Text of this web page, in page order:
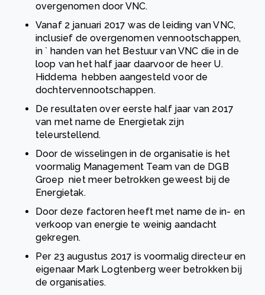
overgenomen door VNC.
Vanaf 2 januari 2017 was de leiding van VNC,
inclusief de overgenomen vennootschappen,
in ` handen van het Bestuur van VNC die in de
loop van het half jaar daarvoor de heer U.
Hiddema hebben aangesteld voor de
dochtervennootschappen.
De resultaten over eerste half jaar van 2017
van met name de Energietak zijn
teleurstellend.
Door de wisselingen in de organisatie is het
voormalig Management Team van de DGB
Groep niet meer betrokken geweest bij de
Energietak.
Door deze factoren heeft met name de in- en
verkoop van energie te weinig aandacht
gekregen.
Per 23 augustus 2017 is voormalig directeur en
eigenaar Mark Logtenberg weer betrokken bij
de organisaties.